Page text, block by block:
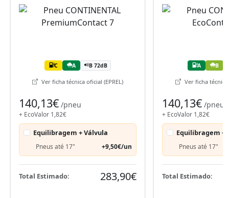
C A B 72dB
Ver ficha técnica oficial (EPREL)
140,13€ /pneu
+ EcoValor 1,82€
Equilibragem + Válvula
Pneus até 17" +9,50€/un
Total Estimado: 283,90€
A B
Ver ficha técnica
140,13€ /pneu
+ EcoValor 1,82€
Equilibragem +
Pneus até 17"
Total Estimado: